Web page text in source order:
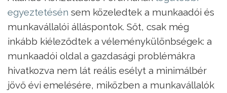
egyeztetésén sem közeledtek a munkaadói és
munkavállalói álláspontok. Sőt, csak még
inkább kiéleződtek a véleménykülönbségek: a
munkaadói oldal a gazdasági problémákra
hivatkozva nem lát reális esélyt a minimálbér
jövő évi emelésére, miközben a munkavállalók